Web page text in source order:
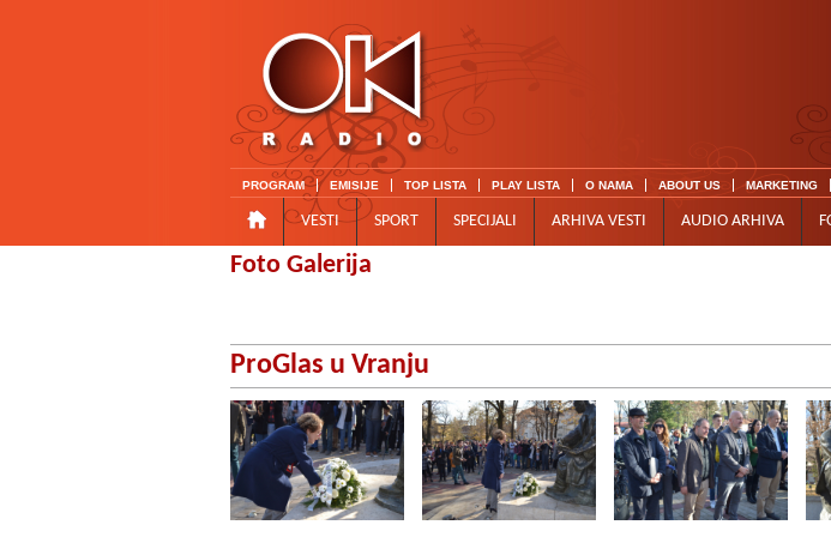
PROGRAM EMISIJE TOP LISTA PLAY LISTA O NAMA ABOUT US MARKETING
VESTI SPORT SPECIJALI ARHIVA VESTI AUDIO ARHIVA
Foto Galerija
ProGlas u Vranju